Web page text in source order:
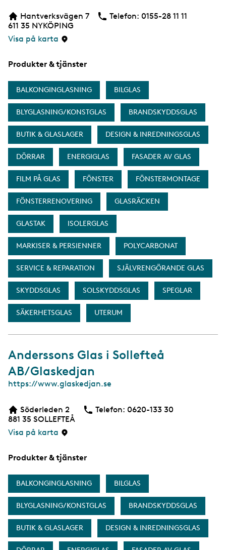
Hantverksvägen 7
611 35 NYKÖPING
Visa på karta
Telefon: Telefon
0155-28 11 11
Produkter & tjänster
BALKONGINGLASNING BILGLAS
BLYGLASNING/KONSTGLAS BRANDSKYDDSGLAS
BUTIK & GLASLAGER DESIGN & INREDNINGSGLAS
DÖRRAR ENERGIGLAS FASADER AV GLAS
FILM PÅ GLAS FÖNSTER FÖNSTERMONTAGE
FÖNSTERRENOVERING GLASRÄCKEN
GLASTAK ISOLERGLAS
MARKISER & PERSIENNER POLYCARBONAT
SERVICE & REPARATION SJÄLVRENGÖRANDE GLAS
SKYDDSGLAS SOLSKYDDSGLAS SPEGLAR
SÄKERHETSGLAS UTERUM
Anderssons Glas i Sollefteå
AB/Glaskedjan
W
https://www.glaskedjan.se
Söderleden 2
881 35 SOLLEFTEÅ
Visa på karta
Telefon: Telefon
0620-133 30
Produkter & tjänster
BALKONGINGLASNING BILGLAS
BLYGLASNING/KONSTGLAS BRANDSKYDDSGLAS
BUTIK & GLASLAGER DESIGN & INREDNINGSGLAS